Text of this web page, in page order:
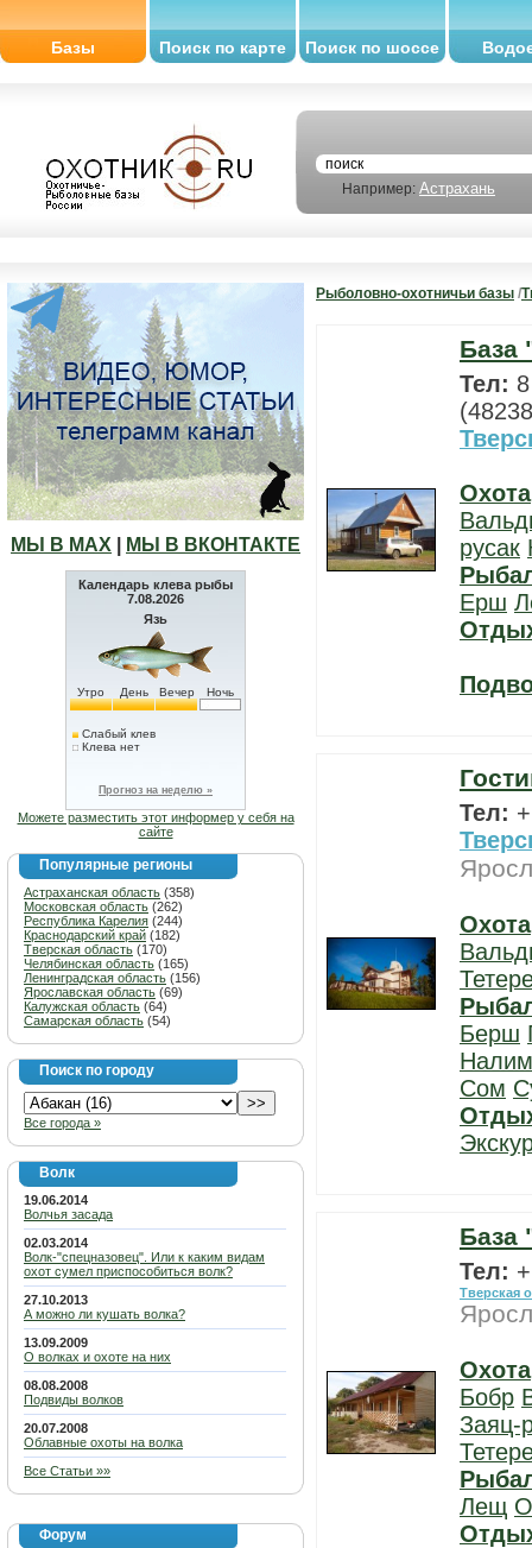
Базы Поиск по карте Поиск по шоссе
Например: Астрахань
МЫ В МАХ МЫ В ВКОНТАКТЕ
Календарь клева рыбы
7.08.2026
Язь
Утро День Вечер Ночь
Слабый клев
Клева нет
Прогноз на неделю »
Можете разместить этот информер у себя на
сайте
Популярные регионы
Астраханская область (358)
Московская область (262)
Республика Карелия (244)
Краснодарский край (182)
Тверская область (170)
Челябинская область (165)
Ленинградская область (156)
Ярославская область (69)
Калужская область (64)
Самарская область (54)
Поиск по городу
Все города »
Волк
19.06.2014
Волчья засада
02.03.2014
Волк-"спецназовец". Или к каким видам
охот сумел приспособиться волк?
27.10.2013
А можно ли кушать волка?
13.09.2009
О волках и охоте на них
08.08.2008
Подвиды волков
20.07.2008
Облавные охоты на волка
Все Статьи »»
Форум
Рыболовно-охотничьи базы /
База
Тел:
Охота
русак
Ерш
Тел:
Охота
Берш
Налим
Сом
База
Тел:
Тверская
Охота
Бобр
Заяц-
Лещ